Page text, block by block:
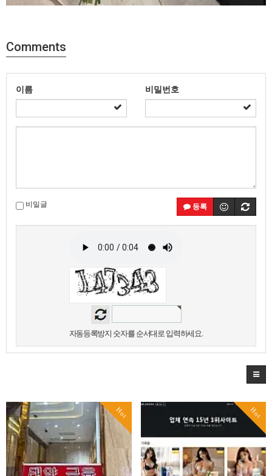
Comments
이름 비밀번호
등록
비밀글
자동등록방지 숫자를 순서대로 입력하세요.
Hot Hot